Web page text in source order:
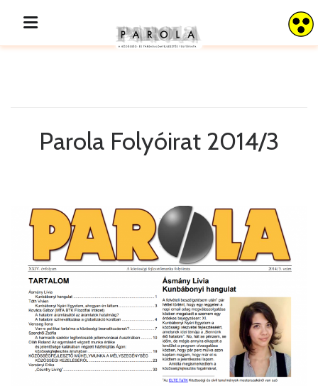
Parola Folyóirat 2014/3